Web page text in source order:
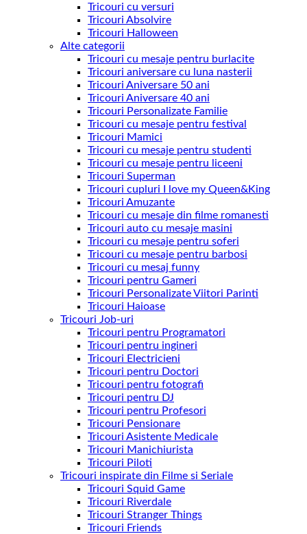
Tricouri cu versuri
Tricouri Absolvire
Tricouri Halloween
Alte categorii
Tricouri cu mesaje pentru burlacite
Tricouri aniversare cu luna nasterii
Tricouri Aniversare 50 ani
Tricouri Aniversare 40 ani
Tricouri Personalizate Familie
Tricouri cu mesaje pentru festival
Tricouri Mamici
Tricouri cu mesaje pentru studenti
Tricouri cu mesaje pentru liceeni
Tricouri Superman
Tricouri cupluri I love my Queen&King
Tricouri Amuzante
Tricouri cu mesaje din filme romanesti
Tricouri auto cu mesaje masini
Tricouri cu mesaje pentru soferi
Tricouri cu mesaje pentru barbosi
Tricouri cu mesaj funny
Tricouri pentru Gameri
Tricouri Personalizate Viitori Parinti
Tricouri Haioase
Tricouri Job-uri
Tricouri pentru Programatori
Tricouri pentru ingineri
Tricouri Electricieni
Tricouri pentru Doctori
Tricouri pentru fotografi
Tricouri pentru DJ
Tricouri pentru Profesori
Tricouri Pensionare
Tricouri Asistente Medicale
Tricouri Manichiurista
Tricouri Piloti
Tricouri inspirate din Filme si Seriale
Tricouri Squid Game
Tricouri Riverdale
Tricouri Stranger Things
Tricouri Friends